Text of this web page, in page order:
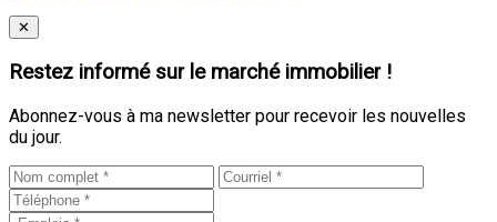
Close
✕
Restez informé sur le marché immobilier !
Abonnez-vous à ma newsletter pour recevoir les nouvelles
du jour.